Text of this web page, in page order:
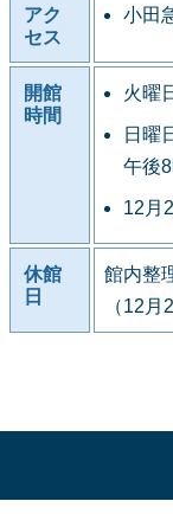
アク
セス
小田
開館
時間
火曜
日曜
午後
12月
休館
日
館内整
（12